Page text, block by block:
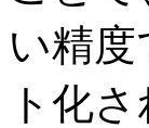
い精
ト化